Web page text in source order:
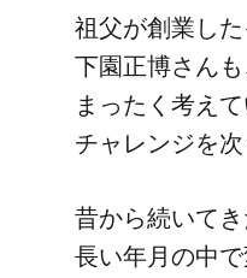
祖父が​創業し
下園正博さん
まったく​考え
チャレンジを​次
昔から​続いて
長い年月の​中